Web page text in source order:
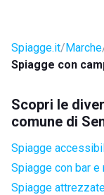
Spiagge.it Marche
Spiagge con
Scopri le
comune di
Spiagge
Spiagge con bar e
Spiagge